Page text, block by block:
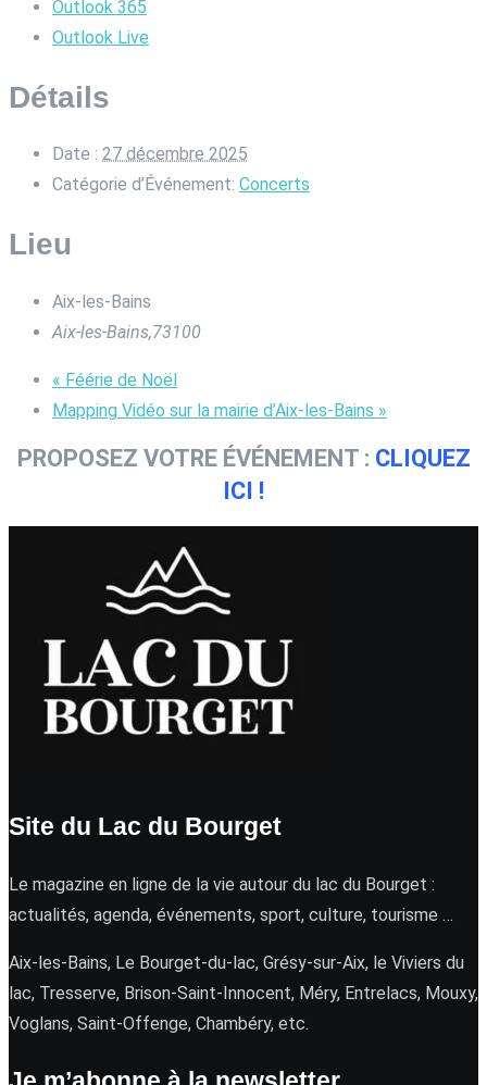
Outlook 365
Outlook Live
Détails
Date : 27 décembre 2025
Catégorie d’Événement: Concerts
Lieu
Aix-les-Bains
Aix-les-Bains,73100
« Féérie de Noël
Mapping Vidéo sur la mairie d’Aix-les-Bains »
PROPOSEZ VOTRE ÉVÉNEMENT : CLIQUEZ
ICI !
Site du Lac du Bourget
Le magazine en ligne de la vie autour du lac du Bourget :
actualités, agenda, événements, sport, culture, tourisme …
Aix-les-Bains, Le Bourget-du-lac, Grésy-sur-Aix, le Viviers du
lac, Tresserve, Brison-Saint-Innocent, Méry, Entrelacs, Mouxy,
Voglans, Saint-Offenge, Chambéry, etc.